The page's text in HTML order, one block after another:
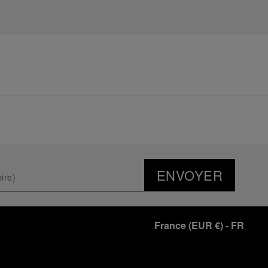
ENVOYER
France(EUR €)- FR